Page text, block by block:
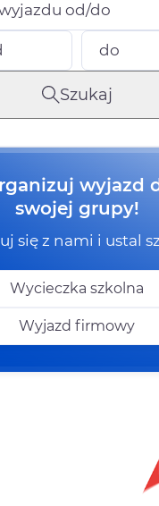
od/do
do
Szukaj
wyjazd
swojej grupy!
się z nami i ustal
Wycieczka szkolna
Wyjazd firmowy